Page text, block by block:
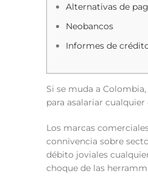
Alternativas de
Neobancos
Informes de
Si se muda a
para asalariar
Los marcas
connivencia sobre
débito joviales
choque de las